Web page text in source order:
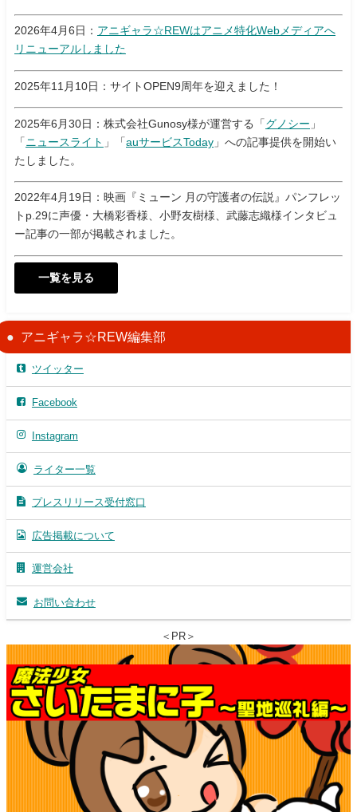
2026年4月6日： アニギャラ☆REWはアニメ特化Webメディアへ
リニューアルしました
2025年11月10日：サイトOPEN9周年を迎えました！
2025年6月30日：株式会社Gunosy様が運営する「 グノシー 」
「 ニュースライト 」「auサービスToday 」への記事提供を開始い
たしました。
2022年4月19日：映画『ミューン 月の守護者の伝説』パンフレッ
トp.29に声優・大橋彩香様、小野友樹様、武藤志織様インタビュ
ー記事の一部が掲載されました。
一覧を見る
アニギャラ☆REW編集部
ツイッター
Facebook
Instagram
ライター一覧
プレスリリース受付窓口
広告掲載について
運営会社
お問い合わせ
＜PR＞